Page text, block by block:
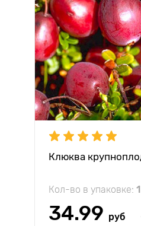
Клюква
Кол-во в упаковке:
34.99 руб